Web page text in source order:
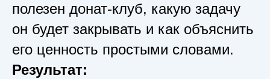
полезен донат-клуб, какую задачу
он будет закрывать и как объяснить
его ценность простыми словами.
Результат: